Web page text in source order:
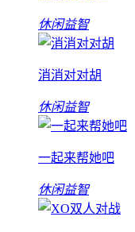
休闲益智
消消对对胡
休闲益智
一起来帮她吧
休闲益智